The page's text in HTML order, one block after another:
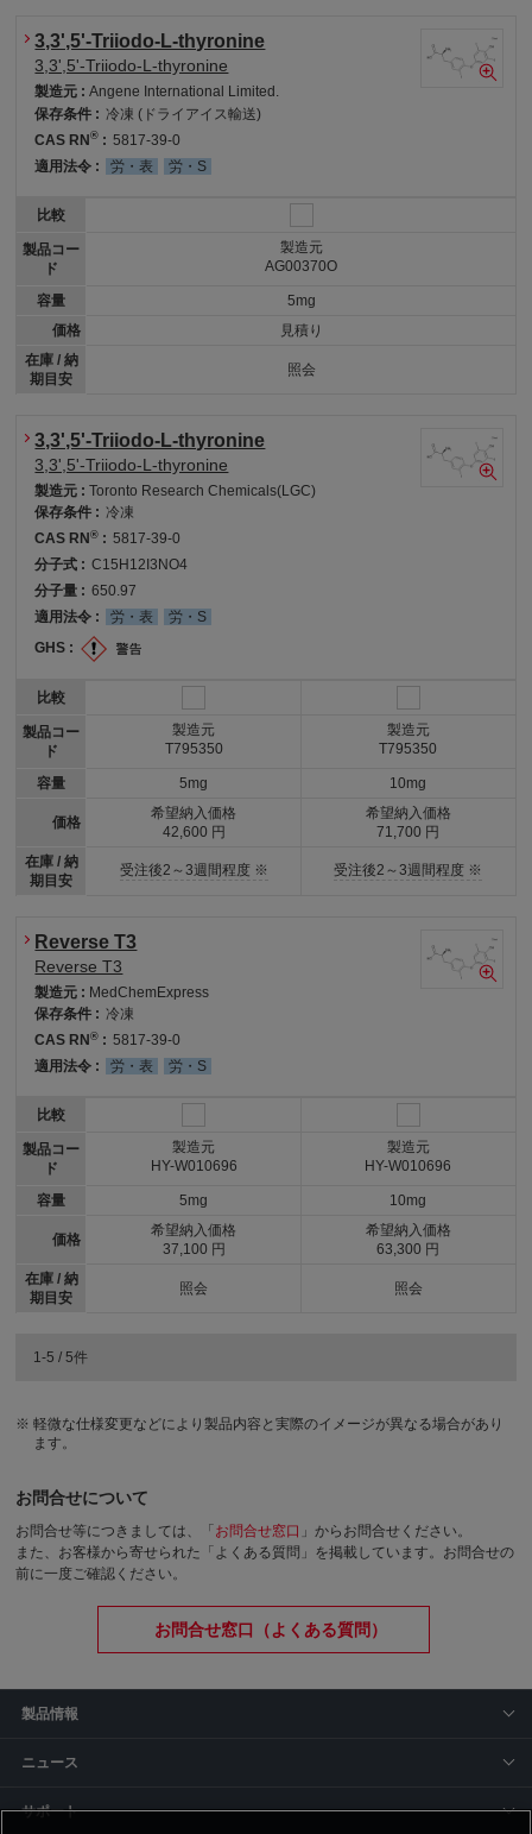
3,3',5'-Triiodo-L-thyronine
3,3',5'-Triiodo-L-thyronine
製造元 :Angene International Limited.
保存条件 : 冷凍 (ドライアイス輸送)
CAS RN® : 5817-39-0
適用法令 :
労・表 労・S
比較
製品コー
ド
容量
価格
在庫 / 納
期目安
製造元
AG00370O
5mg
見積り
照会
3,3',5'-Triiodo-L-thyronine
3,3',5'-Triiodo-L-thyronine
製造元 :Toronto Research Chemicals(LGC)
保存条件 : 冷凍
CAS RN® : 5817-39-0
分子式 : C15H12I3NO4
分子量 : 650.97
適用法令 :
労・表
労・S
GHS :
比較
製品コー
ド
容量
価格
在庫 / 納
期目安
製造元
T795350
5mg
希望納入価格
42,600 円
受注後2～3週間程度 ※
製造元
T795350
10mg
希望納入価格
71,700 円
受注後2～3週間程度 ※
Reverse T3
Reverse T3
製造元 : MedChemExpress
保存条件 : 冷凍
CAS RN® : 5817-39-0
適用法令 :
労・表 労・S
比較
製品コー
ド
容量
価格
在庫 / 納
期目安
製造元
HY-W010696
5mg
希望納入価格
37,100 円
照会
製造元
HY-W010696
10mg
希望納入価格
63,300 円
照会
1-5 / 5件
軽微な仕様変更などにより製品内容と実際のイメージが異なる場合があり
ます。
お問合せについて
お問合せ等につきましては、「 お問合せ窓口 」からお問合せください。
また、お客様から寄せられた「よくある質問」を掲載しています。お問合せの
前に一度ご確認ください。
お問合せ窓口（よくある質問）
製品情報
ニュース
サポート